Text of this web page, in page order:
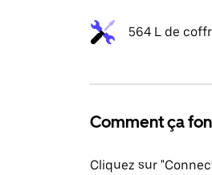
564 L de
Comment ça
Cliquez sur